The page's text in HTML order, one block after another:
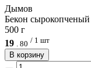
Дымов
Бекон сырокопченый
500 г
19
80 / 1 шт
В корзину